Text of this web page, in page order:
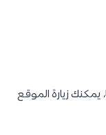
زيارة الموقع